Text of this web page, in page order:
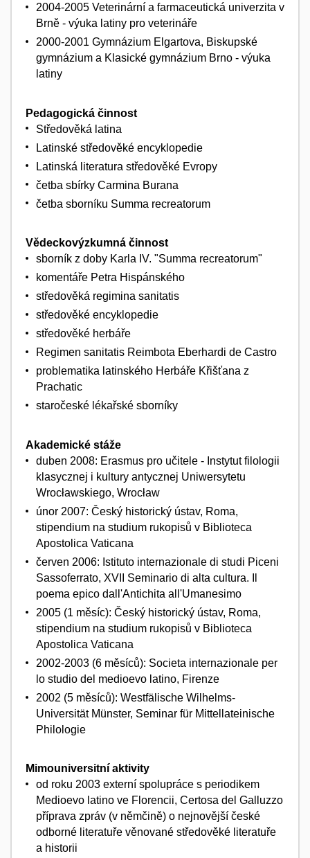
2004-2005 Veterinární a farmaceutická univerzita v
Brně - výuka latiny pro veterináře
2000-2001 Gymnázium Elgartova, Biskupské
gymnázium a Klasické gymnázium Brno - výuka
latiny
Pedagogická činnost
Středověká latina
Latinské středověké encyklopedie
Latinská literatura středověké Evropy
četba sbírky Carmina Burana
četba sborníku Summa recreatorum
Vědeckovýzkumná činnost
sborník z doby Karla IV. "Summa recreatorum"
komentáře Petra Hispánského
středověká regimina sanitatis
středověké encyklopedie
středověké herbáře
Regimen sanitatis Reimbota Eberhardi de Castro
problematika latinského Herbáře Křišťana z
Prachatic
staročeské lékařské sborníky
Akademické stáže
duben 2008: Erasmus pro učitele - Instytut filologii
klasycznej i kultury antycznej Uniwersytetu
Wrocławskiego, Wrocław
únor 2007: Český historický ústav, Roma,
stipendium na studium rukopisů v Biblioteca
Apostolica Vaticana
červen 2006: Istituto internazionale di studi Piceni
Sassoferrato, XVII Seminario di alta cultura. Il
poema epico dall'Antichita all'Umanesimo
2005 (1 měsíc): Český historický ústav, Roma,
stipendium na studium rukopisů v Biblioteca
Apostolica Vaticana
2002-2003 (6 měsíců): Societa internazionale per
lo studio del medioevo latino, Firenze
2002 (5 měsíců): Westfälische Wilhelms-
Universität Münster, Seminar für Mittellateinische
Philologie
Mimouniversitní aktivity
od roku 2003 externí spolupráce s periodikem
Medioevo latino ve Florencii, Certosa del Galluzzo
příprava zpráv (v němčině) o nejnovější české
odborné literatuře věnované středověké literatuře
a historii